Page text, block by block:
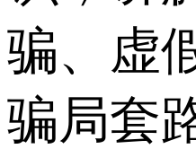
骗、虚
骗局套